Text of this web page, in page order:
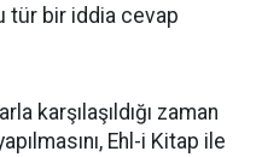
tür bir iddia cevap
karşılaşıldığı zaman
Ehl-i Kitap ile